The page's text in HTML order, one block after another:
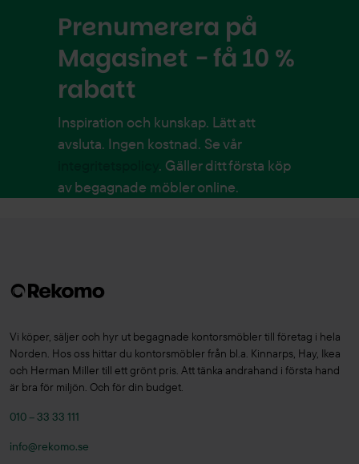
Prenumerera på
Magasinet - få 10 %
rabatt
Inspiration och kunskap. Lätt att
avsluta. Ingen kostnad. Se vår
. Gäller ditt första köp
av begagnade möbler online.
Vi köper, säljer och hyr ut begagnade kontorsmöbler till företag i hela
Norden. Hos oss hittar du kontorsmöbler från bl.a. Kinnarps, Hay, Ikea
och Herman Miller till ett grönt pris. Att tänka andrahand i första hand
är bra för miljön. Och för din budget.
010 – 33 33 111
info@rekomo.se